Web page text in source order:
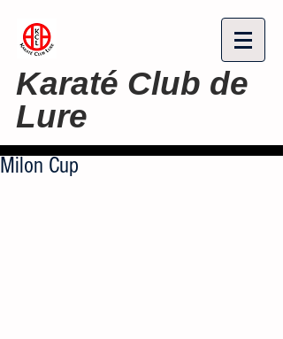
Karaté Club de
Lure
Milon Cup